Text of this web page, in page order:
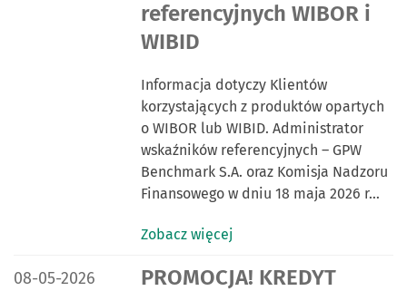
referencyjnych WIBOR i
WIBID
Informacja dotyczy Klientów
korzystających z produktów opartych
o WIBOR lub WIBID. Administrator
wskaźników referencyjnych – GPW
Benchmark S.A. oraz Komisja Nadzoru
Finansowego w dniu 18 maja 2026 r…
Zobacz więcej
DATA PUBLIKACJI:
08-05-2026
PROMOCJA! KREDYT